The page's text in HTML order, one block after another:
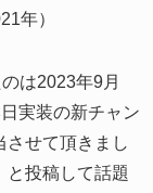
年）
は2023年9月
実装の新チャン
させて頂きまし
と投稿して話題